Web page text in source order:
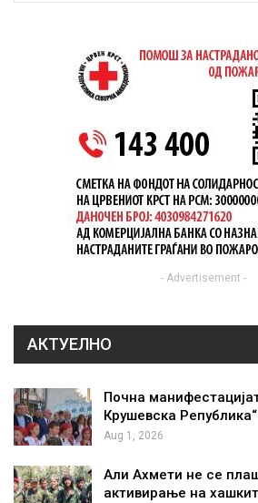
- Advertisement -
АКТУЕЛНО
Почна
Крушевска Република“
Aug 1, 2026
Али Ахмети не се
активирање на